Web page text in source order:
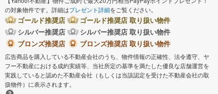
の対象物件です。詳細はプレゼント詳細をご覧ください。
ゴールド推奨店
ゴールド推奨店 取り扱い物件
シルバー推奨店
シルバー推奨店 取り扱い物件
ブロンズ推奨店
ブロンズ推奨店 取り扱い物件
広告商品を購入している不動産会社のうち、物件情報の正確性、法令遵守、ヤ
フー不動産における成約実績等、当社所定の基準を満たした優良な店舗運営を
実践していると認めた不動産会社（もしくは当該認定を受けた不動産会社の取
扱物件）に表示されます。